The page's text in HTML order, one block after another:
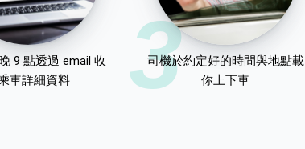
9 點透過 email 收
車詳細資料
3
司機於約定好的時間與地點載
你上下車